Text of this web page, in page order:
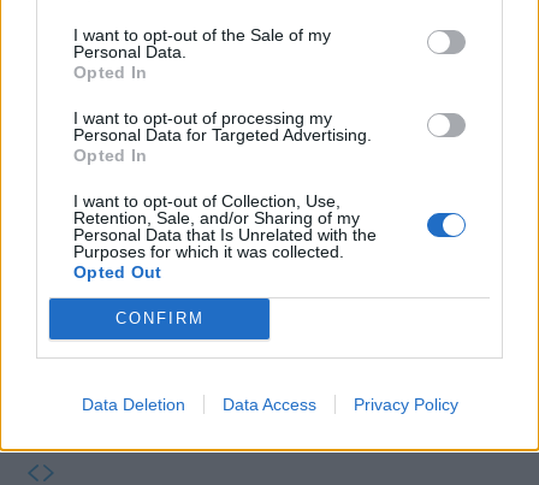
I want to opt-out of the Sale of my
Personal Data.
Opted In
I want to opt-out of processing my
Personal Data for Targeted Advertising.
Opted In
I want to opt-out of Collection, Use,
Retention, Sale, and/or Sharing of my
Personal Data that Is Unrelated with the
Purposes for which it was collected.
Opted Out
CONFIRM
Data Deletion Data Access Privacy Policy
Capacita Jovem de Poiares aproxima
jovens ao mundo do trabalho
Colheita de sangue regressa ao
de agosto